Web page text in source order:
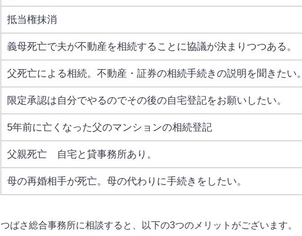
抵当権抹消
義母死亡で夫が不動産を相続することに協議が決まりつつある。
父死亡による相続。不動産・証券の相続手続きの説明を聞きたい。
限定承認は自分でやるのでその後の自宅登記をお願いしたい。
5年前に亡くなった父のマンションの相続登記
父親死亡 自宅と貸事務所あり。
母の再婚相手が死亡。母の代わりに手続きをしたい。
つばさ総合事務所に相談すると、以下の3つのメリットがございます。